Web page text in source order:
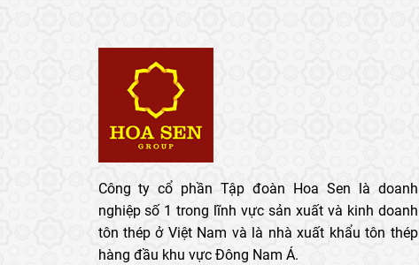
Công ty cổ phần Tập đoàn Hoa Sen là doanh
nghiệp số 1 trong lĩnh vực sản xuất và kinh doanh
tôn thép ở Việt Nam và là nhà xuất khẩu tôn thép
hàng đầu khu vực Đông Nam Á.